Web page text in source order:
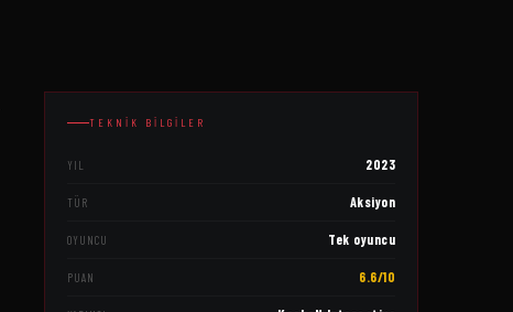
TEKNIK BILGILER
YIL 2023
TÜR Aksiyon
OYUNCU Tek oyuncu
PUAN 6.6/10